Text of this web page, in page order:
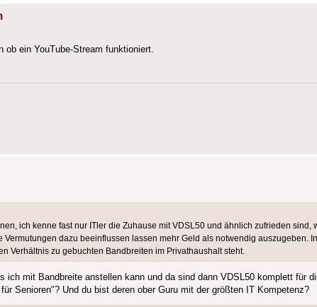
ein YouTube-Stream funktioniert.
ich kenne fast nur ITler die Zuhause mit VDSL50 und ähnlich zufrieden sind,
dazu beeinflussen lassen mehr Geld als notwendig auszugeben.
Verhältnis zu gebuchten Bandbreiten im Privathaushalt steht.
mit Bandbreite anstellen kann und da sind dann VDSL50 komplett für
Senioren"? Und du bist deren ober Guru mit der größten IT Kompetenz?